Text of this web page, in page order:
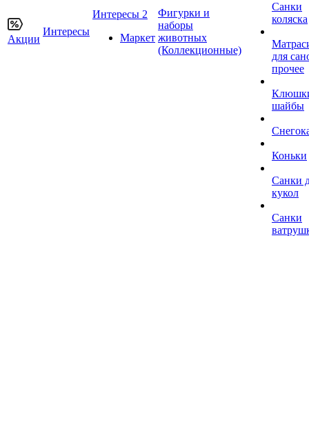
Акции
Интересы
Интересы 2
Маркет
Фигурки и
наборы
животных
(Коллекционные)
Санки
коляска
для
прочее
шайбы
Коньки
Санки
кукол
Санки